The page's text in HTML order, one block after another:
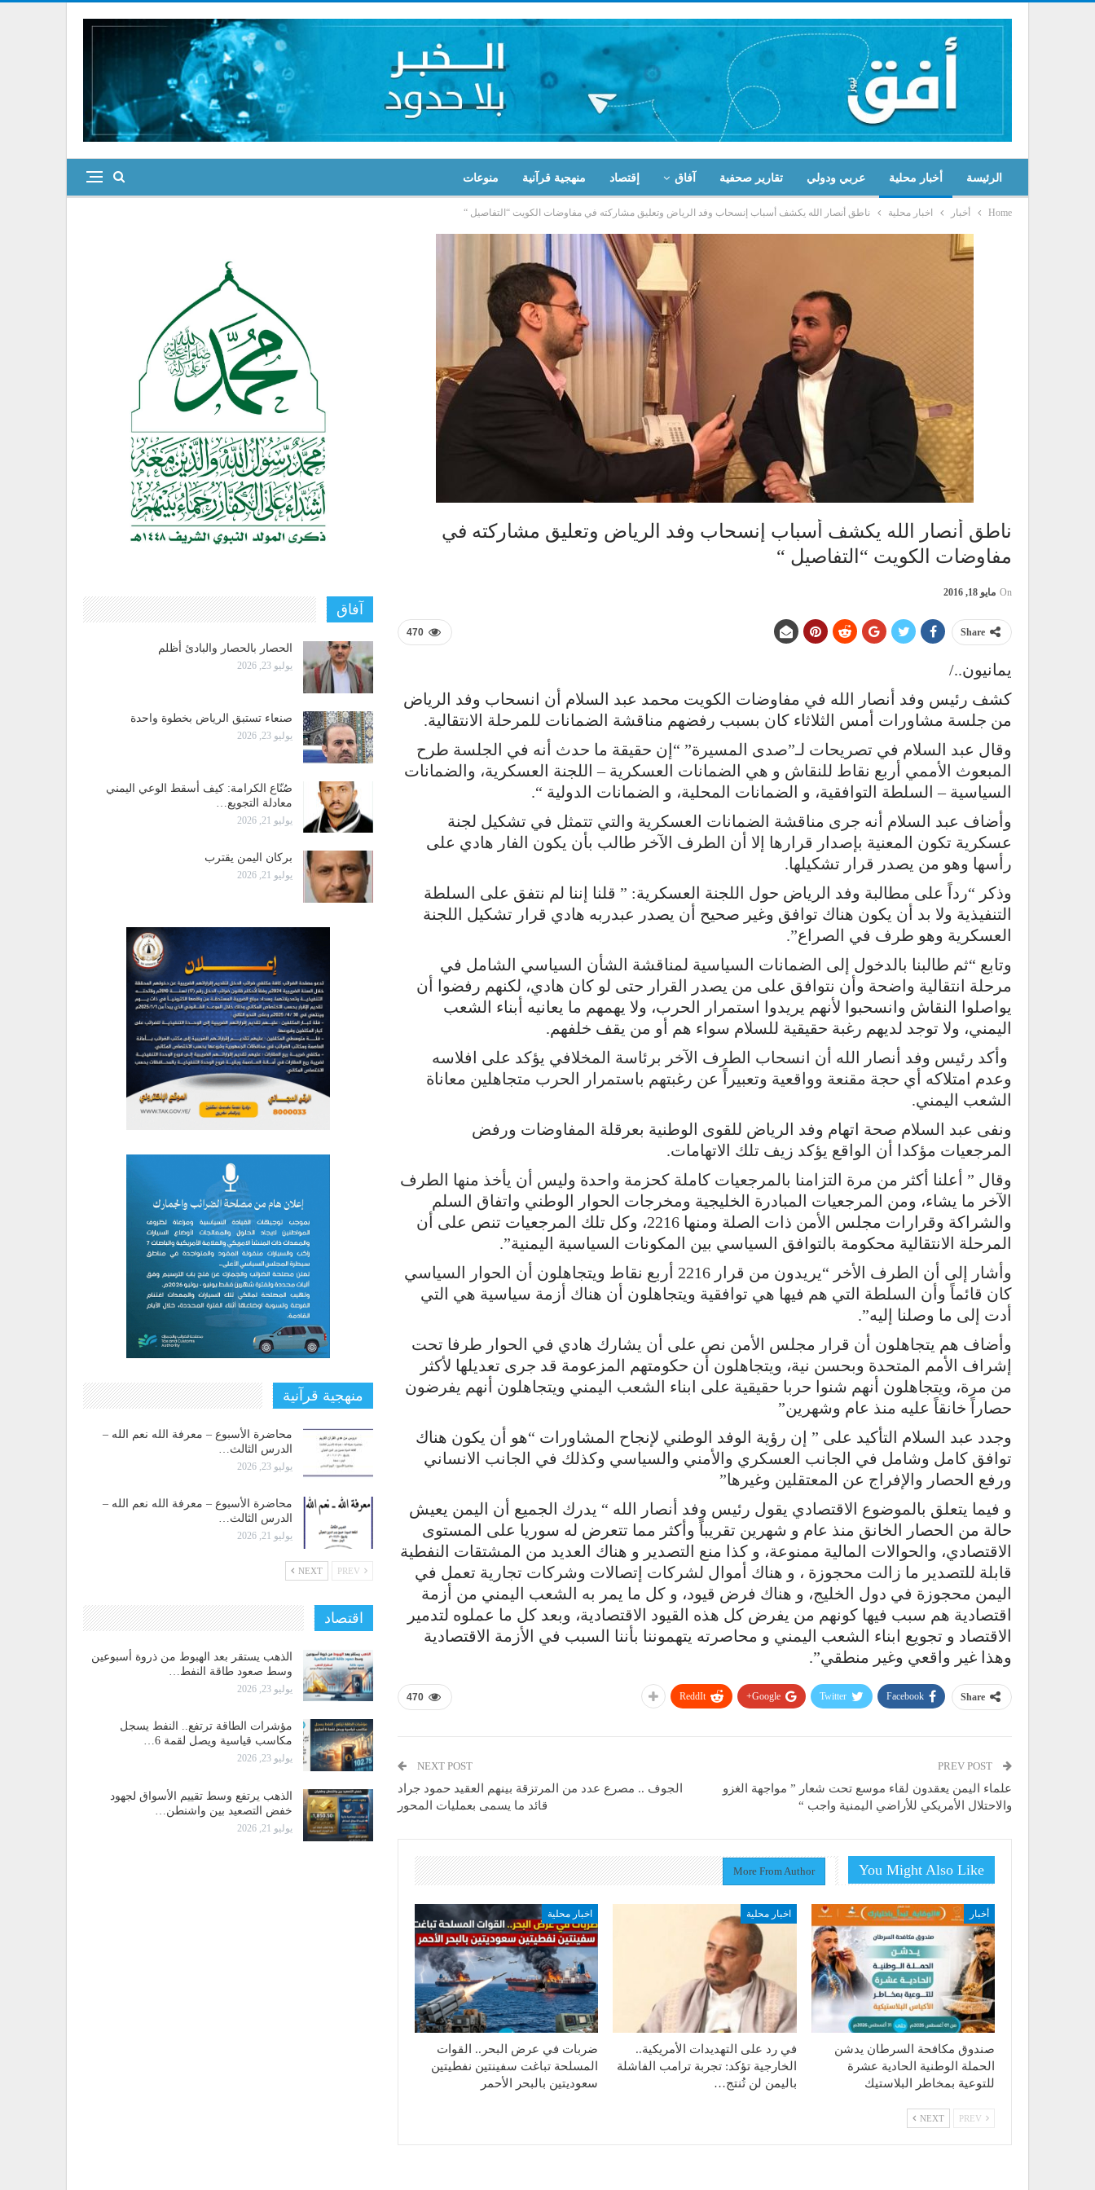
الرئيسة أخبار محلية عربي ودولي تقارير صحفية آفاق إقتصاد منهجية قرآنية منوعات
Home أخبار اخبار محلية ناطق أنصار الله يكشف أسباب إنسحاب وفد الرياض وتعليق مشاركته في مفاوضات الكويت “التفاصيل “
ناطق أنصار الله يكشف أسباب إنسحاب وفد الرياض وتعليق مشاركته في
مفاوضات الكويت “التفاصيل “
On مايو 18, 2016
470 Share
يمانيون../
كشف رئيس وفد أنصار الله في مفاوضات الكويت محمد عبد السلام أن انسحاب وفد الرياض
من جلسة مشاورات أمس الثلاثاء كان بسبب رفضهم مناقشة الضمانات للمرحلة الانتقالية.
وقال عبد السلام في تصريحات لـ”صدى المسيرة” “إن حقيقة ما حدث أنه في الجلسة طرح
المبعوث الأممي أربع نقاط للنقاش و هي الضمانات العسكرية – اللجنة العسكرية، والضمانات
السياسية – السلطة التوافقية، و الضمانات المحلية، و الضمانات الدولية “.
وأضاف عبد السلام أنه جرى مناقشة الضمانات العسكرية والتي تتمثل في تشكيل لجنة
عسكرية تكون المعنية بإصدار قرارها إلا أن الطرف الآخر طالب بأن يكون الفار هادي على
رأسها وهو من يصدر قرار تشكيلها.
وذكر “رداً على مطالبة وفد الرياض حول اللجنة العسكرية: ” قلنا إننا لم نتفق على السلطة
التنفيذية ولا بد أن يكون هناك توافق وغير صحيح أن يصدر عبدربه هادي قرار تشكيل اللجنة
العسكرية وهو طرف في الصراع”.
وتابع “ثم طالبنا بالدخول إلى الضمانات السياسية لمناقشة الشأن السياسي الشامل في
مرحلة انتقالية واضحة وأن نتوافق على من يصدر القرار حتى لو كان هادي، لكنهم رفضوا أن
يواصلوا النقاش وانسحبوا لأنهم يريدوا استمرار الحرب، ولا يهمهم ما يعانيه أبناء الشعب
اليمني، ولا توجد لديهم رغبة حقيقية للسلام سواء هم أو من يقف خلفهم.
وأكد رئيس وفد أنصار الله أن انسحاب الطرف الآخر برئاسة المخلافي يؤكد على افلاسه
وعدم امتلاكه أي حجة مقنعة وواقعية وتعبيراً عن رغبتهم باستمرار الحرب متجاهلين معاناة
الشعب اليمني.
ونفى عبد السلام صحة اتهام وفد الرياض للقوى الوطنية بعرقلة المفاوضات ورفض
المرجعيات مؤكدا أن الواقع يؤكد زيف تلك الاتهامات.
وقال ” أعلنا أكثر من مرة التزامنا بالمرجعيات كاملة كحزمة واحدة وليس أن يأخذ منها الطرف
الآخر ما يشاء، ومن المرجعيات المبادرة الخليجية ومخرجات الحوار الوطني واتفاق السلم
والشراكة وقرارات مجلس الأمن ذات الصلة ومنها 2216، وكل تلك المرجعيات تنص على أن
المرحلة الانتقالية محكومة بالتوافق السياسي بين المكونات السياسية اليمنية”.
وأشار إلى أن الطرف الأخر “يريدون من قرار 2216 أربع نقاط ويتجاهلون أن الحوار السياسي
كان قائماً وأن السلطة التي هم فيها هي توافقية ويتجاهلون أن هناك أزمة سياسية هي التي
أدت إلى ما وصلنا إليه”.
وأضاف هم يتجاهلون أن قرار مجلس الأمن نص على أن يشارك هادي في الحوار طرفا تحت
إشراف الأمم المتحدة وبحسن نية، ويتجاهلون أن حكومتهم المزعومة قد جرى تعديلها لأكثر
من مرة، ويتجاهلون أنهم شنوا حربا حقيقية على ابناء الشعب اليمني ويتجاهلون أنهم يفرضون
حصاراً خانقاً عليه منذ عام وشهرين”
وجدد عبد السلام التأكيد على ” إن رؤية الوفد الوطني لإنجاح المشاورات “هو أن يكون هناك
توافق كامل وشامل في الجانب العسكري والأمني والسياسي وكذلك في الجانب الانساني
ورفع الحصار والإفراج عن المعتقلين وغيرها”
و فيما يتعلق بالموضوع الاقتصادي يقول رئيس وفد أنصار الله “ يدرك الجميع أن اليمن يعيش
حالة من الحصار الخانق منذ عام و شهرين تقريباً وأكثر مما تتعرض له سوريا على المستوى
الاقتصادي، والحوالات المالية ممنوعة، و كذا منع التصدير و هناك العديد من المشتقات النفطية
قابلة للتصدير ما زالت محجوزة ، و هناك أموال لشركات إتصالات وشركات تجارية تعمل في
اليمن محجوزة في دول الخليج، و هناك فرض قيود، و كل ما يمر به الشعب اليمني من أزمة
اقتصادية هم سبب فيها كونهم من يفرض كل هذه القيود الاقتصادية، وبعد كل ما عملوه لتدمير
الاقتصاد و تجويع ابناء الشعب اليمني و محاصرته يتهموننا بأننا السبب في الأزمة الاقتصادية
وهذا غير واقعي وغير منطقي”.
470 Share
Facebook
Twitter
Google+
ReddIt
علماء اليمن يعقدون لقاء موسع تحت شعار ” مواجهة الغزو
والاحتلال الأمريكي للأراضي اليمنية واجب “
NEXT POST
الجوف .. مصرع عدد من المرتزقة بينهم العقيد حمود جراد
قائد ما يسمى بعمليات المحور
You Might Also Like
More From Author
أخبار
صندوق مكافحة السرطان يدشن
الحملة الوطنية الحادية عشرة
للتوعية بمخاطر البلاستيك
اخبار محلية
في رد على التهديدات الأمريكية..
الخارجية تؤكد: تجربة ترامب الفاشلة
باليمن لن تُنتج…
اخبار محلية
ضربات في عرض البحر.. القوات
المسلحة تباغت سفينتين نفطيتين
سعوديتين بالبحر الأحمر
NEXT
آفاق
الحصار بالحصار والبادئ أظلم
يوليو 23, 2026
صنعاء تستبق الرياض بخطوة واحدة
يوليو 23, 2026
صُنّاع الكرامة: كيف أسقط الوعي اليمني
معادلة التجويع…
يوليو 21, 2026
بركان اليمن يقترب
يوليو 21, 2026
منهجية قرآنية
محاضرة الأسبوع – معرفة الله نعم الله –
الدرس الثالث…
يوليو 23, 2026
محاضرة الأسبوع – معرفة الله نعم الله –
الدرس الثالث…
يوليو 21, 2026
NEXT
اقتصاد
الذهب يستقر بعد الهبوط من ذروة أسبوعين
وسط صعود طاقة النفط…
يوليو 23, 2026
مؤشرات الطاقة ترتفع.. النفط يسجل
مكاسب قياسية ويصل لقمة 6…
يوليو 23, 2026
الذهب يرتفع وسط تقييم الأسواق لجهود
خفض التصعيد بين واشنطن…
يوليو 21, 2026